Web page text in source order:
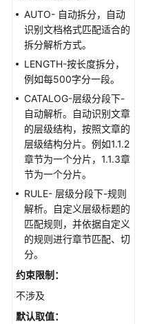
AUTO- 自动拆分，自动
识别文档格式匹配适合的
拆分解析方式。
LENGTH-按长度拆分，
例如每500字分一段。
CATALOG-层级分段下-
自动解析。自动识别文章
的层级结构，按照文章的
层级结构分片。例如1.1.2
章节为一个分片，1.1.3章
节为一个分片。
RULE- 层级分段下-规则
解析。自定义层级标题的
匹配规则，并依据自定义
的规则进行章节匹配、切
分。
约束限制：
不涉及
默认取值：